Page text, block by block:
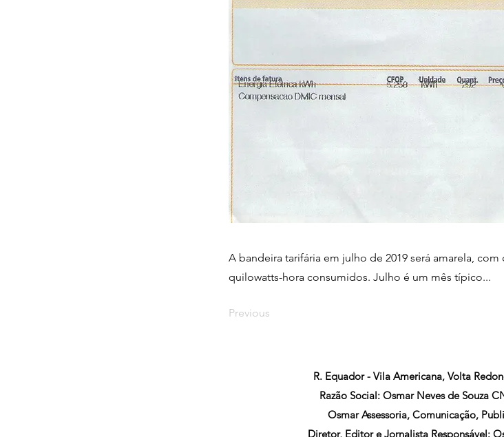
A bandeira tarifária em julho de 2019 será amarela, com
quilowatts-hora consumidos. Julho é um mês típico...
Previous
R. Equador - Vila Americana, Volta
Razão Social: Osmar Neves de Souza
Osmar Assessoria, Comunicação,
Diretor, Editor e Jornalista Responsável: